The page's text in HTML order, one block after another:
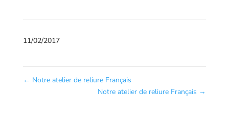
11/02/2017
← Notre atelier de reliure Français
Notre atelier de reliure Français →